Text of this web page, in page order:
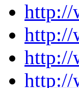
http://
http://
http://
http://